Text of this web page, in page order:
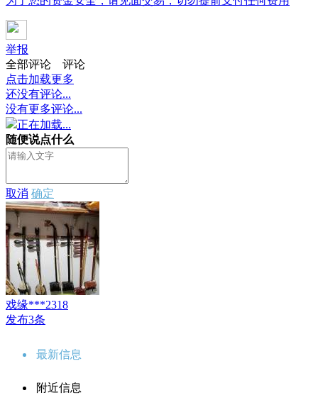
举报
全部评论
评论
点击加载更多
还没有评论...
没有更多评论...
正在加载...
随便说点什么
取消 确定
戏缘***2318
发布3条
最新信息
附近信息